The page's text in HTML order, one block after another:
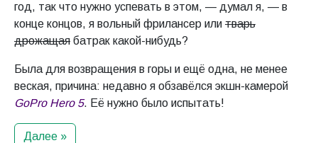
год, так что нужно успевать в этом, — думал я, — в
конце концов, я вольный фрилансер или тварь
дрожащая батрак какой-нибудь?
Была для возвращения в горы и ещё одна, не менее
веская, причина: недавно я обзавёлся экшн-камерой
GoPro Hero 5. Её нужно было испытать!
Далее »